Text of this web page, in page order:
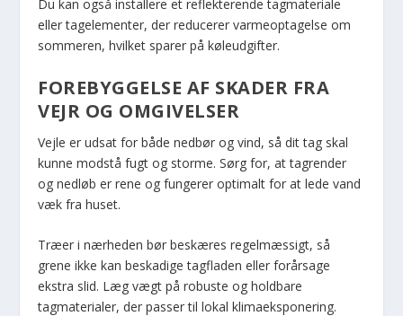
Du kan også installere et reflekterende tagmateriale
eller tagelementer, der reducerer varmeoptagelse om
sommeren, hvilket sparer på køleudgifter.
FOREBYGGELSE AF SKADER FRA
VEJR OG OMGIVELSER
Vejle er udsat for både nedbør og vind, så dit tag skal
kunne modstå fugt og storme. Sørg for, at tagrender
og nedløb er rene og fungerer optimalt for at lede vand
væk fra huset.
Træer i nærheden bør beskæres regelmæssigt, så
grene ikke kan beskadige tagfladen eller forårsage
ekstra slid. Læg vægt på robuste og holdbare
tagmaterialer, der passer til lokal klimaeksponering.